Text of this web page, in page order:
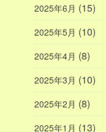
2025年6月 (15)
2025年5月 (10)
2025年4月 (8)
2025年3月 (10)
2025年2月 (8)
2025年1月 (13)